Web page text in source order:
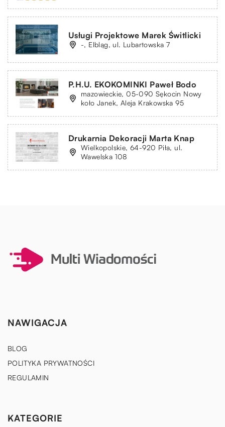
Usługi Projektowe Marek Świtlicki
-, Elbląg, ul. Lubartowska 7
P.H.U. EKOKOMINKI Paweł Bodo
mazowieckie, 05-090 Sękocin Nowy
koło Janek, Aleja Krakowska 95
Drukarnia Dekoracji Marta Knap
Wielkopolskie, 64-920 Piła, ul.
Wawelska 108
NAWIGACJA
BLOG
POLITYKA PRYWATNOŚCI
REGULAMIN
KATEGORIE